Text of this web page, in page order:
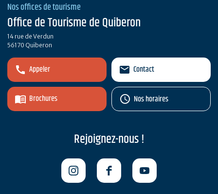
Nos offices de tourisme
Office de Tourisme de Quiberon
14 rue de Verdun
56170 Quiberon
Appeler
Brochures
Contact
Nos horaires
Rejoignez-nous !